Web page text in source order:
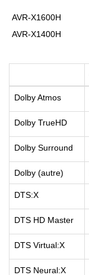
AVR-X1600H
AVR-X1400H
Dolby Atmos
Dolby TrueHD
Dolby Surround
Dolby (autre)
DTS:X
DTS HD Master
DTS Virtual:X
DTS Neural:X